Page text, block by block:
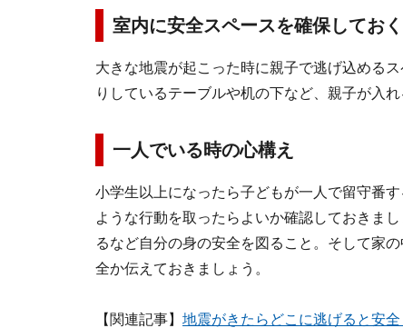
室内に安全スペースを確保しておく
大きな地震が起こった時に親子で逃げ込める
りしているテーブルや机の下など、親子が入
一人でいる時の心構え
小学生以上になったら子どもが一人で留守番
ような行動を取ったらよいか確認しておきま
るなど自分の身の安全を図ること。そして家
全か伝えておきましょう。
【関連記事】 地震がきたらどこに逃げると安全